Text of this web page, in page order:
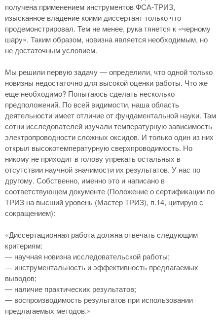
получена применением инструментов ФСА-ТРИЗ,
изысканное владение коими диссертант только что
продемонстрировал. Тем не менее, рука тянется к «черному
шару». Таким образом, новизна является необходимым, но
не достаточным условием.
Мы решили первую задачу — определили, что одной только
новизны недостаточно для высокой оценки работы. Что же
еще необходимо? Попытаюсь сделать несколько
предположений. По всей видимости, наша область
деятельности имеет отличие от фундаментальной науки. Там
сотни исследователей изучали температурную зависимость
электропроводности сложных оксидов. И только один из них
открыл высокотемпературную сверхпроводимость. Но
никому не приходит в голову упрекать остальных в
отсутствии научной значимости их результатов. У нас по
другому. Собственно, именно это и написано в
соответствующем документе (Положение о сертификации по
ТРИЗ на высший уровень (Мастер ТРИЗ), п.14, цитирую с
сокращением):
«Диссертационная работа должна отвечать следующим
критериям:
— научная новизна исследовательской работы;
— инструментальность и эффективность предлагаемых
выводов;
— наличие практических результатов;
— воспроизводимость результатов при использовании
предлагаемых методов.»